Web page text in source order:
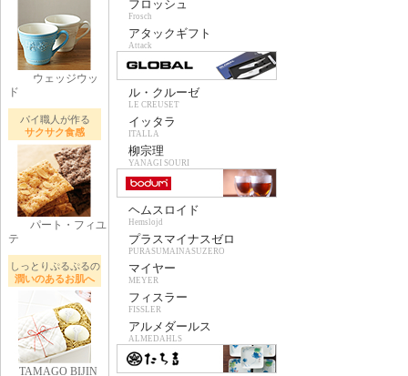
ウェッジウッ
ド
パイ職人が作る
サクサク食感
パート・フィユ
テ
しっとりぷるぷるの
潤いのあるお肌へ
TAMAGO BIJIN
フロッシュ
Frosch
アタックギフト
Attack
ル・クルーゼ
LE CREUSET
イッタラ
ITALLA
柳宗理
YANAGI SOURI
ヘムスロイド
Hemslojd
プラスマイナスゼロ
PURASUMAINASUZERO
マイヤー
MEYER
フィスラー
FISSLER
アルメダールス
ALMEDAHLS